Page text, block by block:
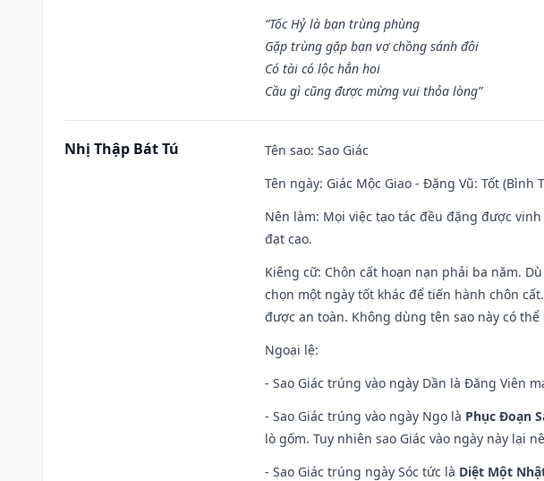
“Tốc Hỷ là bạn trùng phùng
Gặp trùng gặp bạn vợ chồng sánh đôi
Có tài có lộc hẳn hoi
Cầu gì cũng được mừng vui thỏa lòng”
Nhị Thập Bát Tú Tên sao: Sao Giác
Tên ngày: Giác Mộc Giao - Đặng Vũ: Tốt
Nên làm: Mọi việc tạo tác đều đặng được
đạt cao.
Kiêng cữ: Chôn cất hoạn nạn phải ba năm.
chọn một ngày tốt khác để tiến hành chôn
được an toàn. Không dùng tên sao này có
Ngoại lệ:
- Sao Giác trúng vào ngày Dần là Đăng Viên
- Sao Giác trúng vào ngày Ngọ là Phục Đoạn
lò gốm. Tuy nhiên sao Giác vào ngày này lại
- Sao Giác trúng ngày Sóc tức là Diệt Một